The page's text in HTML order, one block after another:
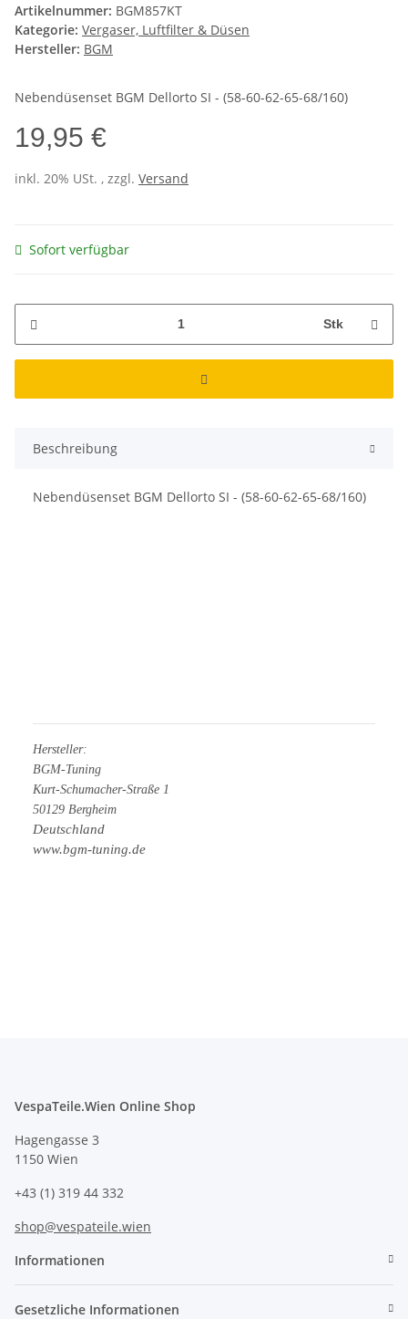
Artikelnummer: BGM857KT
Kategorie: Vergaser, Luftfilter & Düsen
Hersteller: BGM
Nebendüsenset BGM Dellorto SI - (58-60-62-65-68/160)
19,95 €
inkl. 20% USt. , zzgl. Versand
Sofort verfügbar
Stk
Beschreibung
Nebendüsenset BGM Dellorto SI - (58-60-62-65-68/160)
Hersteller:
BGM-Tuning
Kurt-Schumacher-Straße 1
50129 Bergheim
Deutschland
www.bgm-tuning.de
VespaTeile.Wien Online Shop
Hagengasse 3
1150 Wien
+43 (1) 319 44 332
shop@vespateile.wien
Informationen
Gesetzliche Informationen